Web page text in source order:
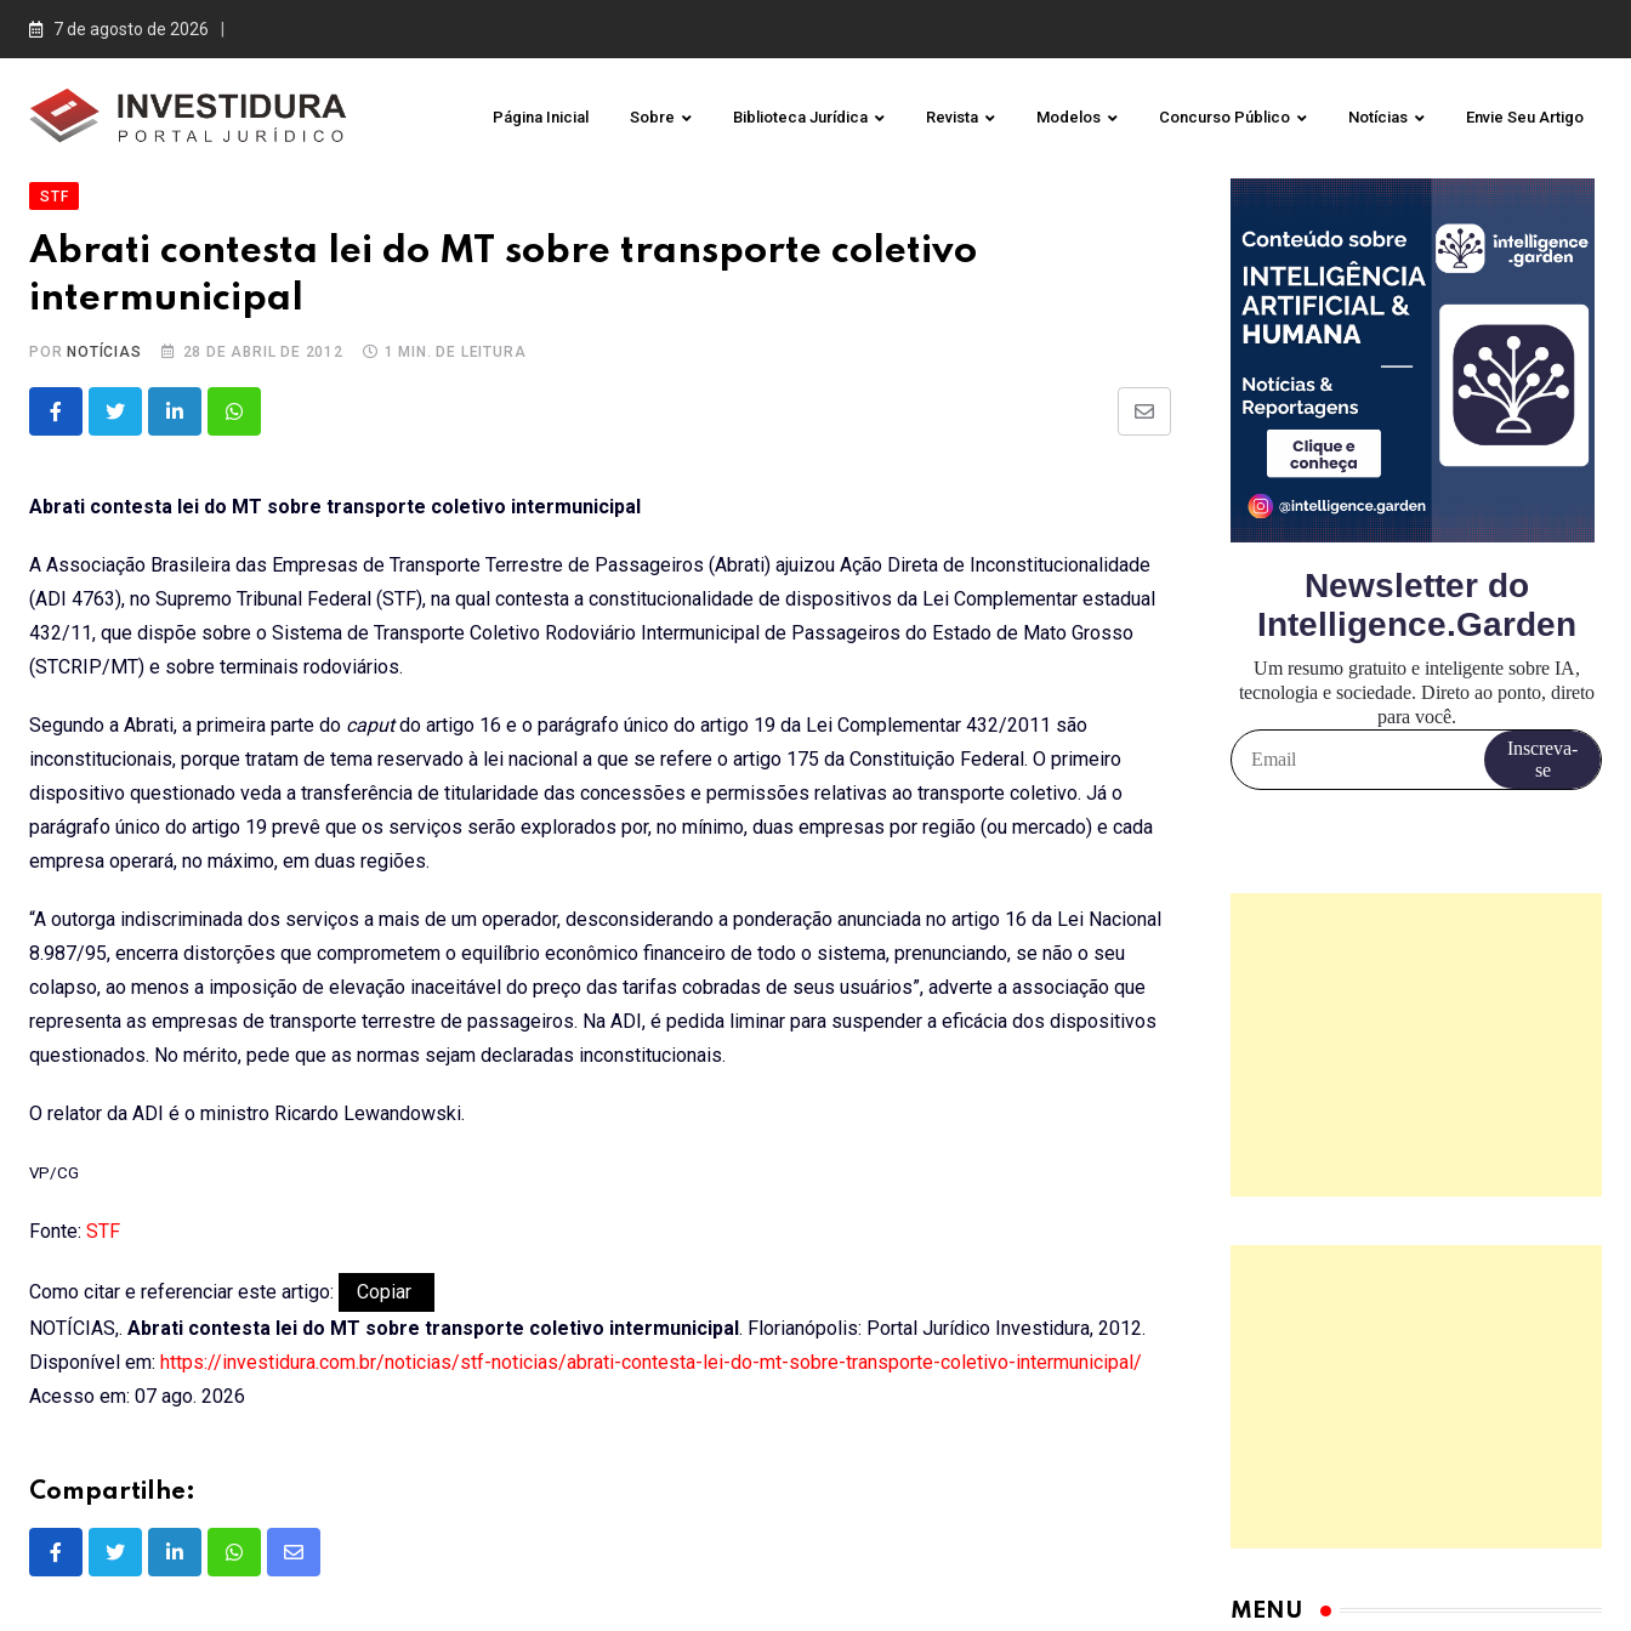
Skip
7 de agosto de 2026
Página Inicial Sobre Biblioteca Jurídica Revista Modelos Concurso Público Notícias Envie Seu Artigo
STF
Abrati contesta lei do MT sobre transporte coletivo
intermunicipal
PORNOTÍCIAS 28 DE ABRIL DE 2012 1 MIN. DE LEITURA
LinkedInWhatsapp
Share
Abrati contesta lei do MT sobre transporte coletivo intermunicipal
A Associação Brasileira das Empresas de Transporte Terrestre de Passageiros (Abrati) ajuizou Ação Direta de Inconstitucionalidade
(ADI 4763), no Supremo Tribunal Federal (STF), na qual contesta a constitucionalidade de dispositivos da Lei Complementar estadual
432/11, que dispõe sobre o Sistema de Transporte Coletivo Rodoviário Intermunicipal de Passageiros do Estado de Mato Grosso
(STCRIP/MT) e sobre terminais rodoviários.
Segundo a Abrati, a primeira parte do caputdo artigo 16 e o parágrafo único do artigo 19 da Lei Complementar 432/2011 são
inconstitucionais, porque tratam de tema reservado à lei nacional a que se refere o artigo 175 da Constituição Federal. O primeiro
dispositivo questionado veda a transferência de titularidade das concessões e permissões relativas ao transporte coletivo. Já o
parágrafo único do artigo 19 prevê que os serviços serão explorados por, no mínimo, duas empresas por região (ou mercado) e cada
empresa operará, no máximo, em duas regiões.
“A outorga indiscriminada dos serviços a mais de um operador, desconsiderando a ponderação anunciada no artigo 16 da Lei Nacional
8.987/95, encerra distorções que comprometem o equilíbrio econômico financeiro de todo o sistema, prenunciando, se não o seu
colapso, ao menos a imposição de elevação inaceitável do preço das tarifas cobradas de seus usuários”, adverte a associação que
representa as empresas de transporte terrestre de passageiros. Na ADI, é pedida liminar para suspender a eficácia dos dispositivos
questionados. No mérito, pede que as normas sejam declaradas inconstitucionais.
O relator da ADI é o ministro Ricardo Lewandowski.
VP/CG
Fonte: STF
Como citar e referenciar este artigo:
Copiar
NOTÍCIAS,. Abrati contesta lei do MT sobre transporte coletivo intermunicipal. Florianópolis: Portal Jurídico Investidura, 2012.
Disponível em: https://investidura.com.br/noticias/stf-noticias/abrati-contesta-lei-do-mt-sobre-transporte-coletivo-intermunicipal/
Acesso em: 07 ago. 2026
Compartilhe:
LinkedInWhatsappShare
MENU